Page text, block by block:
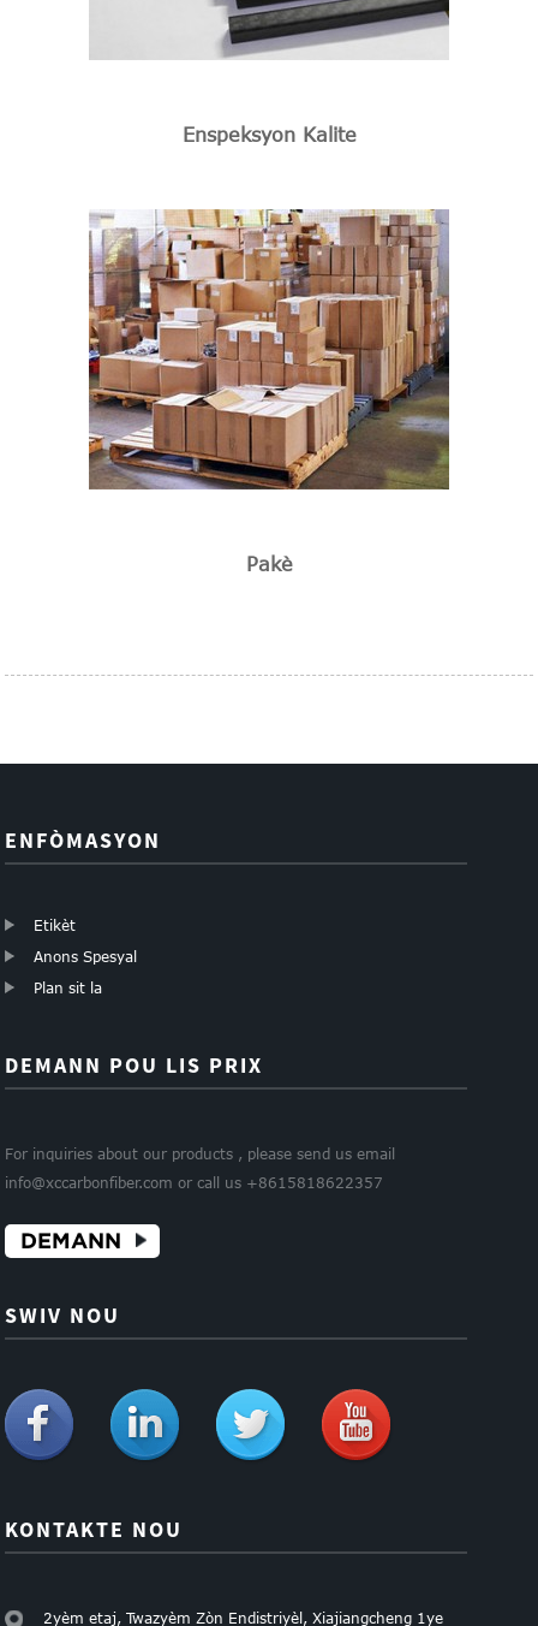
Enspeksyon Kalite
Pakè
ENFÒMASYON
Etikèt
Anons Spesyal
Plan sit la
DEMANN POU LIS PRIX
For inquiries about our products , please send us email
info@xccarbonfiber.com or call us +8615818622357
DEMANN
SWIV NOU
KONTAKTE NOU
2yèm etaj, Twazyèm Zòn Endistriyèl, Xiajiangcheng 1ye